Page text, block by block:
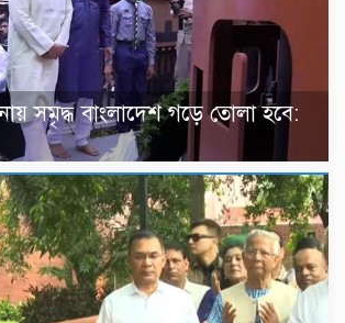
সমৃদ্ধ বাংলাদেশ গড়ে তোলা হবে: